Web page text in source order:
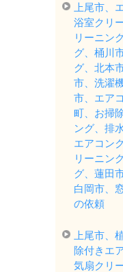
上尾市、
浴室クリ
リーニン
グ、桶川
グ、北本
市、洗濯
市、エア
町、お掃
ング、排
エアコン
リーニン
グ、蓮田
白岡市、
の依頼
上尾市、
除付きエ
気扇クリ